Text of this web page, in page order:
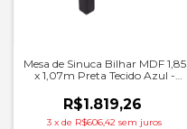
Mesa de Sinuca Bilhar MDF 1,85
x 1,07m Preta Tecido Azul -
R$1.819,26
3 xde R$606,42 sem juros